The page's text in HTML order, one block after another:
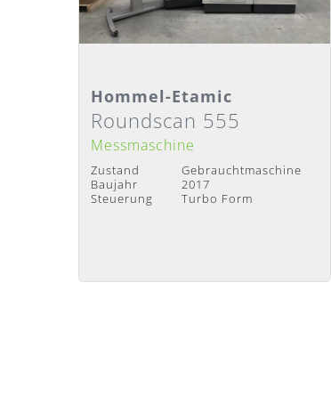
Detailansicht
Lieferzeit: Sofort verfügbar
Hommel-Etamic
Roundscan 555
Messmaschine
Zustand
Gebrauchtmaschine
Baujahr
2017
Steuerung
Turbo Form